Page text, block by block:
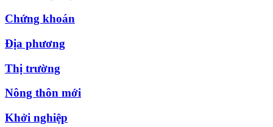
Chứng khoán
Địa phương
Thị trường
Nông thôn mới
Khởi nghiệp